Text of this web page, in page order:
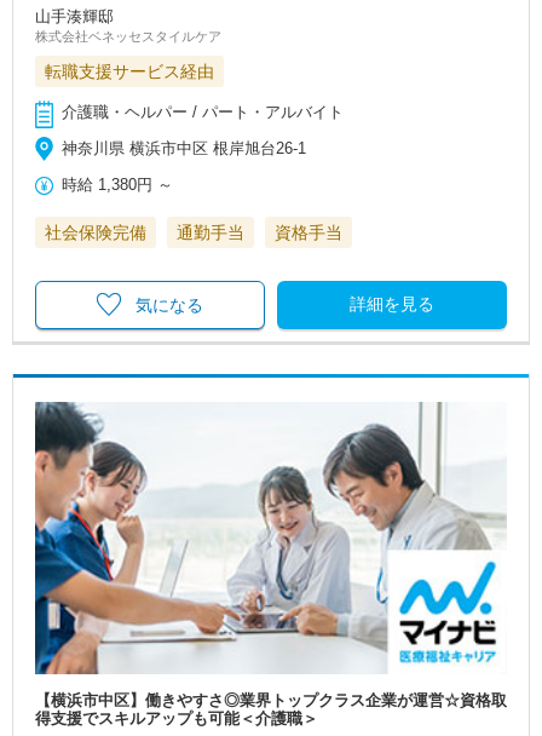
山手湊輝邸
株式会社ベネッセスタイルケア
転職支援サービス経由
介護職・ヘルパー / パート・アルバイト
神奈川県 横浜市中区 根岸旭台26-1
時給 1,380円 ～
社会保険完備 通勤手当 資格手当
詳細を見る
気になる
【横浜市中区】働きやすさ◎業界トップクラス企業が運営☆資格取
得支援でスキルアップも可能＜介護職＞